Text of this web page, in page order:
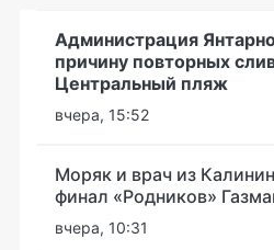
Администрация
причину повторных
Центральный пляж
вчера, 15:52
Моряк и врач из
финал «Родников»
вчера, 10:31